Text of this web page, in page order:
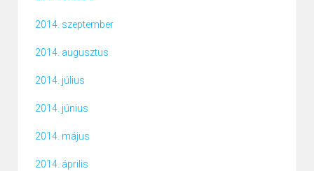
2014. szeptember
2014. augusztus
2014. július
2014. június
2014. május
2014. április